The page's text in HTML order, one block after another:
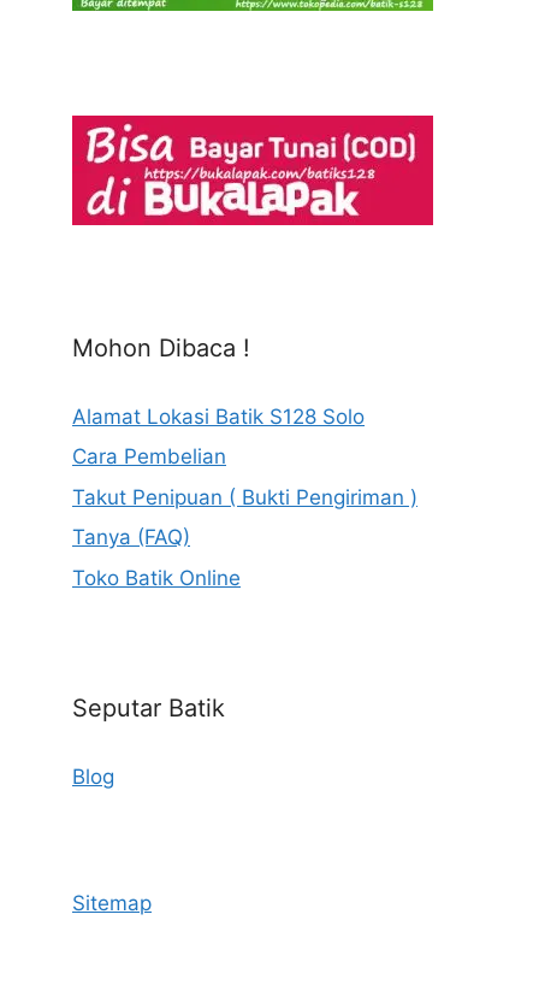
Mohon Dibaca !
Alamat Lokasi Batik S128 Solo
Cara Pembelian
Takut Penipuan ( Bukti Pengiriman )
Tanya (FAQ)
Toko Batik Online
Seputar Batik
Blog
Sitemap